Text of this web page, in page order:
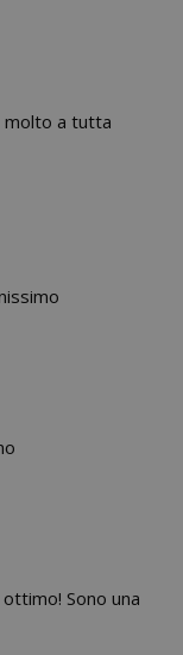
molto a tutta
Sono una